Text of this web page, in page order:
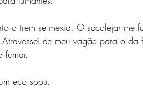
o trem se mexia. O sacolejar me
de meu vagão para o da
fumar.
eco soou.